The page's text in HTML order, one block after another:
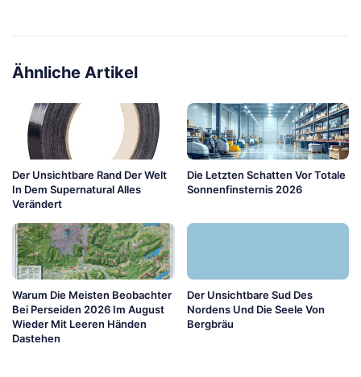
Ähnliche Artikel
Der Unsichtbare Rand Der Welt
In Dem Supernatural Alles
Verändert
Die Letzten Schatten Vor Totale
Sonnenfinsternis 2026
Warum Die Meisten Beobachter
Bei Perseiden 2026 Im August
Wieder Mit Leeren Händen
Dastehen
Der Unsichtbare Sud Des
Nordens Und Die Seele Von
Bergbräu